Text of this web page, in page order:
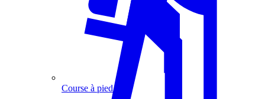
Course à pied